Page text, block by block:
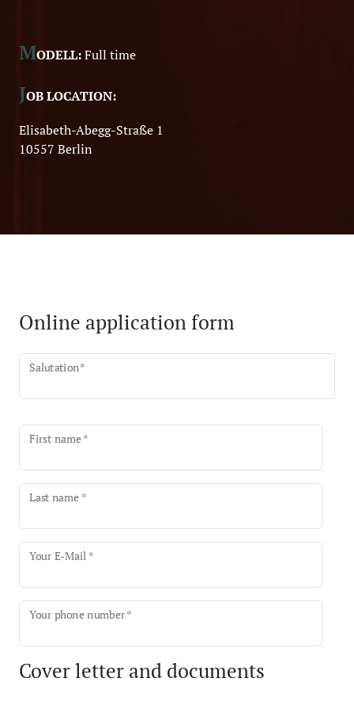
MODELL:Full time
JOB LOCATION:
Elisabeth-Abegg-Straße 1
10557 Berlin
Online application form
Salutation*
First name *
Last name *
Your E-Mail *
Your phone number *
Cover letter and documents